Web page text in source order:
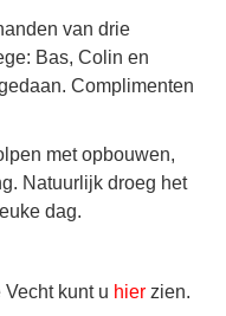
van drie
Bas, Colin en
Complimenten
met opbouwen,
Natuurlijk droeg het
dag.
kunt u hier zien.